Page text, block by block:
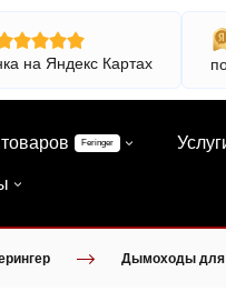
на Яндекс Картах
Feringer
Дымоходы для